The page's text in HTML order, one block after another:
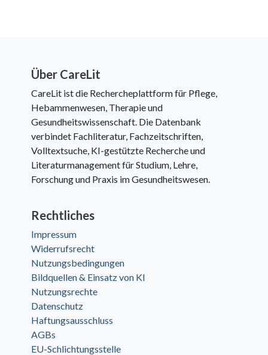
Über CareLit
CareLit ist die Rechercheplattform für Pflege,
Hebammenwesen, Therapie und
Gesundheitswissenschaft. Die Datenbank
verbindet Fachliteratur, Fachzeitschriften,
Volltextsuche, KI-gestützte Recherche und
Literaturmanagement für Studium, Lehre,
Forschung und Praxis im Gesundheitswesen.
Rechtliches
Impressum
Widerrufsrecht
Nutzungsbedingungen
Bildquellen & Einsatz von KI
Nutzungsrechte
Datenschutz
Haftungsausschluss
AGBs
EU-Schlichtungsstelle